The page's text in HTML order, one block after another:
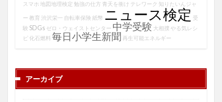
スマホ 地図地理検定 勉強の仕方 青天を衝け テレワーク 知りたいんジャ
ー 教育 渋沢栄一 自転車保険 紙幣 ニュース検定 受
験 SDGs ゼロ・ウェイストセンター 中学受験 大相撲 やる気レシ
ピ 化石燃料 毎日小学生新聞 再生可能エネルギー
アーカイブ